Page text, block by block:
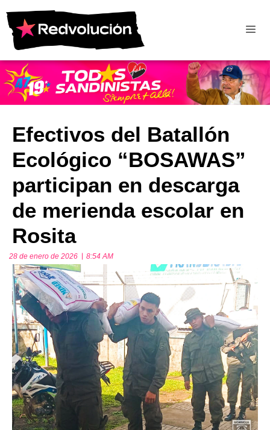
Efectivos del Batallón
Ecológico “BOSAWAS”
participan en descarga
de merienda escolar en
Rosita
28 de enero de 2026 8:54 AM